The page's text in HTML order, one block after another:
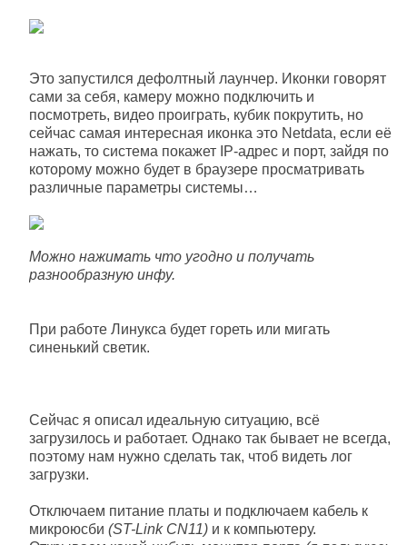
Это запустился дефолтный лаунчер. Иконки говорят
сами за себя, камеру можно подключить и
посмотреть, видео проиграть, кубик покрутить, но
сейчас самая интересная иконка это Netdata, если её
нажать, то система покажет IP-адрес и порт, зайдя по
которому можно будет в браузере просматривать
различные параметры системы…
Можно нажимать что угодно и получать
разнообразную инфу.
При работе Линукса будет гореть или мигать
синенький светик.
Сейчас я описал идеальную ситуацию, всё
загрузилось и работает. Однако так бывает не всегда,
поэтому нам нужно сделать так, чтоб видеть лог
загрузки.
Отключаем питание платы и подключаем кабель к
микроюсби (ST-Link CN11) и к компьютеру.